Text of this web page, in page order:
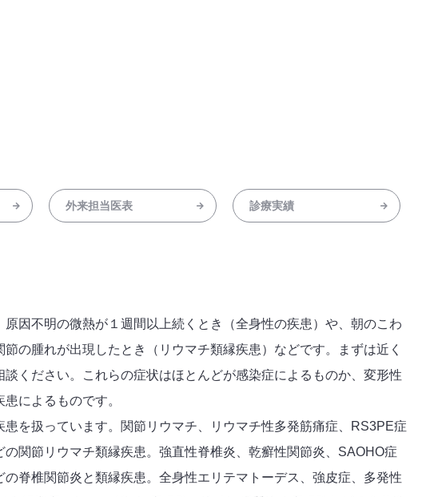
外来担当医表 診療実績
原因不明の微熱が１週間以上続くとき（全身性の疾患）や、朝のこわ
の腫れが出現したとき（リウマチ類縁疾患）などです。まずは近く
ください。これらの症状はほとんどが感染症によるものか、変形性
によるものです。
を扱っています。関節リウマチ、リウマチ性多発筋痛症、RS3PE症
関節リウマチ類縁疾患。強直性脊椎炎、乾癬性関節炎、SAOHO症
脊椎関節炎と類縁疾患。全身性エリテマトーデス、強皮症、多発性